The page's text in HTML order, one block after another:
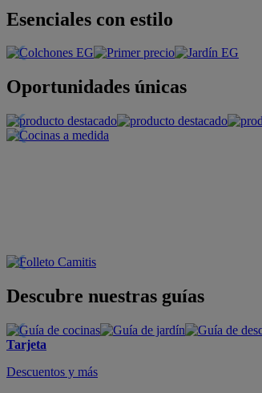
Esenciales con estilo
Oportunidades únicas
Descubre nuestras guías
Tarjeta
Descuentos y más